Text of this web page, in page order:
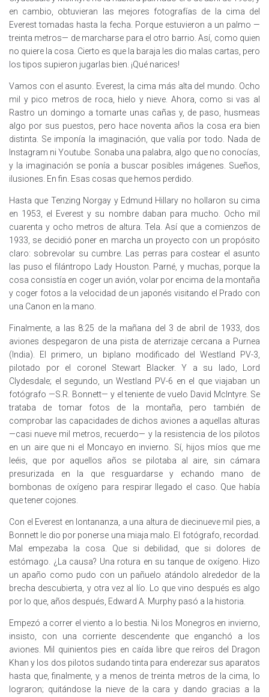
en cambio, obtuvieran las mejores fotografías de la cima del
Everest tomadas hasta la fecha. Porque estuvieron a un palmo —
treinta metros— de marcharse para el otro barrio. Así, como quien
no quiere la cosa. Cierto es que la baraja les dio malas cartas, pero
los tipos supieron jugarlas bien. ¡Qué narices!
Vamos con el asunto. Everest, la cima más alta del mundo. Ocho
mil y pico metros de roca, hielo y nieve. Ahora, como si vas al
Rastro un domingo a tomarte unas cañas y, de paso, husmeas
algo por sus puestos, pero hace noventa años la cosa era bien
distinta. Se imponía la imaginación, que valía por todo. Nada de
Instagram ni Youtube. Sonaba una palabra, algo que no conocías,
y la imaginación se ponía a buscar posibles imágenes. Sueños,
ilusiones. En fin. Esas cosas que hemos perdido.
Hasta que Tenzing Norgay y Edmund Hillary no hollaron su cima
en 1953, el Everest y su nombre daban para mucho. Ocho mil
cuarenta y ocho metros de altura. Tela. Así que a comienzos de
1933, se decidió poner en marcha un proyecto con un propósito
claro: sobrevolar su cumbre. Las perras para costear el asunto
las puso el filántropo Lady Houston. Parné, y muchas, porque la
cosa consistía en coger un avión, volar por encima de la montaña
y coger fotos a la velocidad de un japonés visitando el Prado con
una Canon en la mano.
Finalmente, a las 8:25 de la mañana del 3 de abril de 1933, dos
aviones despegaron de una pista de aterrizaje cercana a Purnea
(India). El primero, un biplano modificado del Westland PV-3,
pilotado por el coronel Stewart Blacker. Y a su lado, Lord
Clydesdale; el segundo, un Westland PV-6 en el que viajaban un
fotógrafo —S.R. Bonnett— y el teniente de vuelo David McIntyre. Se
trataba de tomar fotos de la montaña, pero también de
comprobar las capacidades de dichos aviones a aquellas alturas
—casi nueve mil metros, recuerdo— y la resistencia de los pilotos
en un aire que ni el Moncayo en invierno. Sí, hijos míos que me
leéis, que por aquellos años se pilotaba al aire, sin cámara
presurizada en la que resguardarse y echando mano de
bombonas de oxígeno para respirar llegado el caso. Que había
que tener cojones.
Con el Everest en lontananza, a una altura de diecinueve mil pies, a
Bonnett le dio por ponerse una miaja malo. El fotógrafo, recordad.
Mal empezaba la cosa. Que si debilidad, que si dolores de
estómago. ¿La causa? Una rotura en su tanque de oxígeno. Hizo
un apaño como pudo con un pañuelo atándolo alrededor de la
brecha descubierta, y otra vez al lío. Lo que vino después es algo
por lo que, años después, Edward A. Murphy pasó a la historia.
Empezó a correr el viento a lo bestia. Ni los Monegros en invierno,
insisto, con una corriente descendente que enganchó a los
aviones. Mil quinientos pies en caída libre que reíros del Dragon
Khan y los dos pilotos sudando tinta para enderezar sus aparatos
hasta que, finalmente, y a menos de treinta metros de la cima, lo
lograron; quitándose la nieve de la cara y dando gracias a la